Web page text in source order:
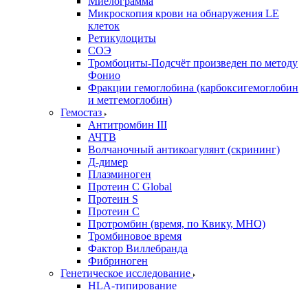
Микроскопия крови на обнаружения LE
клеток
Ретикулоциты
СОЭ
Тромбоциты-Подсчёт произведен по методу
Фонио
Фракции гемоглобина (карбоксигемоглобин
и метгемоглобин)
Гемостаз
Антитромбин III
АЧТВ
Волчаночный антикоагулянт (скрининг)
Д-димер
Плазминоген
Протеин C Global
Протеин S
Протеин С
Протромбин (время, по Квику, МНО)
Тромбиновое время
Фактор Виллебранда
Фибриноген
Генетическое исследование
HLA-типирование